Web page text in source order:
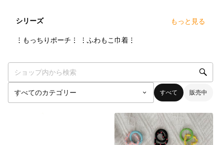
シリーズ もっと見る
⋮もっちりポーチ⋮ ⋮ふわもこ巾着⋮
すべて 販売中